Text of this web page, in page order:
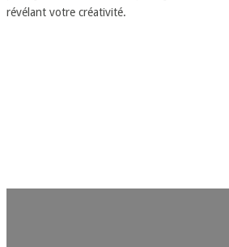
révélant votre créativité.